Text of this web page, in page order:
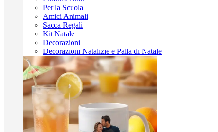
Per la Scuola
Amici Animali
Sacca Regali
Kit Natale
Decorazioni
Decorazioni Natalizie e Palla di Natale